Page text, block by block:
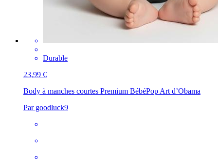
Durable
23,99 €
Body à manches courtes Premium BébéPop Art d’Obama
Par goodluck9